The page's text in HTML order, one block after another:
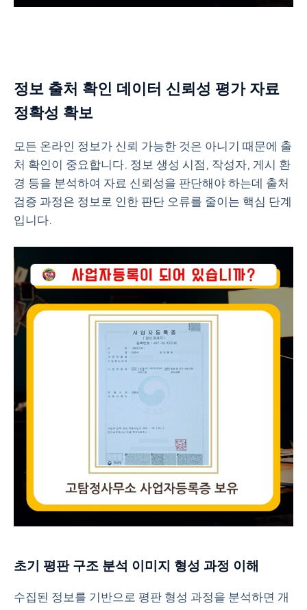
정보 출처 확인 데이터 신뢰성 평가 자료
정확성 확보
모든 온라인 정보가 신뢰 가능한 것은 아니기 때문에 출
처 확인이 중요합니다. 정보 생성 시점, 작성자, 게시 환
경 등을 분석하여 자료 신뢰성을 판단해야 하는데 출처
검증 과정은 정보로 인한 판단 오류를 줄이는 핵심 단계
입니다.
초기 평판 구조 분석 이미지 형성 과정 이해
수집된 정보를 기반으로 평판 형성 과정을 분석하면 개